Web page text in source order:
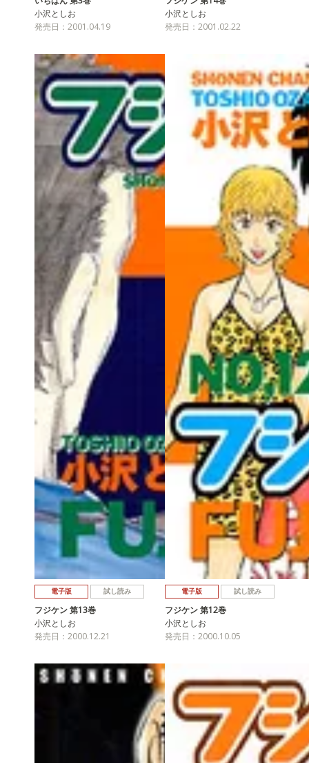
小沢としお
発売日：2001.04.19
小沢としお
発売日：2001.02.22
電子版 試し読み
フジケン 第13巻
小沢としお
発売日：2000.12.21
電子版 試し読み
フジケン 第12巻
小沢としお
発売日：2000.10.05